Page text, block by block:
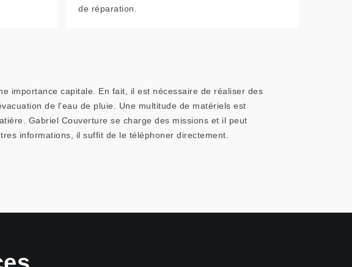
de réparation.
importance capitale. En fait, il est nécessaire de réaliser des
de l'eau de pluie. Une multitude de matériels est
Gabriel Couverture se charge des missions et il peut
informations, il suffit de le téléphoner directement.